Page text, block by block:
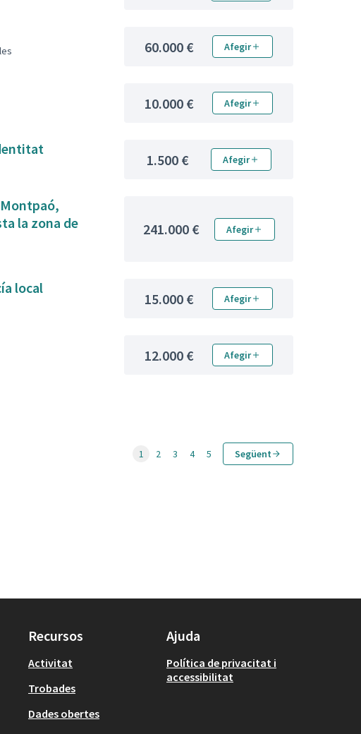
60.000 € Afegir
10.000 € Afegir
1.500 € Afegir
la zona de
241.000 € Afegir
local
15.000 € Afegir
12.000 € Afegir
1 2 3 4 5 Següent
Recursos
Activitat
Trobades
Dades obertes
Ajuda
Política de privacitat i
accessibilitat